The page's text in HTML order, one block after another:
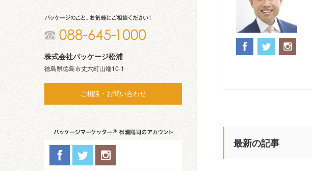
株式会社パッケージ松浦
徳島県徳島市丈六町山端10-1
ご相談・お問い合わせ
最新の記事